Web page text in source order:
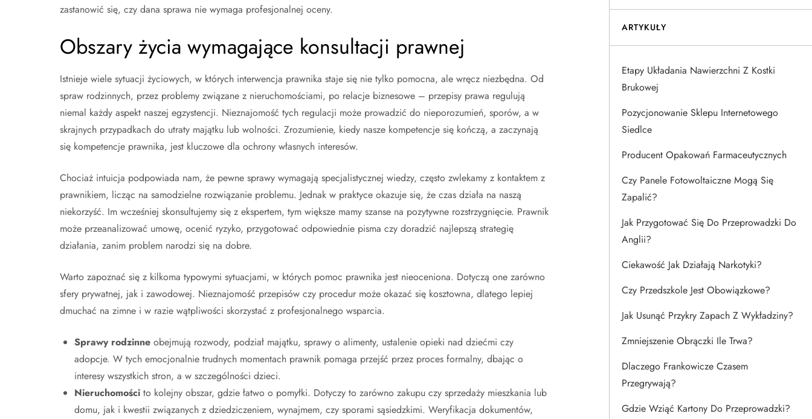
zastanowić się, czy dana sprawa nie wymaga profesjonalnej oceny.
Obszary życia wymagające konsultacji prawnej
Istnieje wiele sytuacji życiowych, w których interwencja prawnika staje się nie tylko pomocna, ale wręcz niezbędna. Od
spraw rodzinnych, przez problemy związane z nieruchomościami, po relacje biznesowe – przepisy prawa regulują
niemal każdy aspekt naszej egzystencji. Nieznajomość tych regulacji może prowadzić do nieporozumień, sporów, a w
skrajnych przypadkach do utraty majątku lub wolności. Zrozumienie, kiedy nasze kompetencje się kończą, a zaczynają
się kompetencje prawnika, jest kluczowe dla ochrony własnych interesów.
Chociaż intuicja podpowiada nam, że pewne sprawy wymagają specjalistycznej wiedzy, często zwlekamy z kontaktem z
prawnikiem, licząc na samodzielne rozwiązanie problemu. Jednak w praktyce okazuje się, że czas działa na naszą
niekorzyść. Im wcześniej skonsultujemy się z ekspertem, tym większe mamy szanse na pozytywne rozstrzygnięcie. Prawnik
może przeanalizować umowę, ocenić ryzyko, przygotować odpowiednie pisma czy doradzić najlepszą strategię
działania, zanim problem narodzi się na dobre.
Warto zapoznać się z kilkoma typowymi sytuacjami, w których pomoc prawnika jest nieoceniona. Dotyczą one zarówno
sfery prywatnej, jak i zawodowej. Nieznajomość przepisów czy procedur może okazać się kosztowna, dlatego lepiej
dmuchać na zimne i w razie wątpliwości skorzystać z profesjonalnego wsparcia.
Sprawy rodzinneobejmują rozwody, podział majątku, sprawy o alimenty, ustalenie opieki nad dziećmi czy
adopcje. W tych emocjonalnie trudnych momentach prawnik pomaga przejść przez proces formalny, dbając o
interesy wszystkich stron, a w szczególności dzieci.
Nieruchomościto kolejny obszar, gdzie łatwo o pomyłki. Dotyczy to zarówno zakupu czy sprzedaży mieszkania lub
domu, jak i kwestii związanych z dziedziczeniem, wynajmem, czy sporami sąsiedzkimi. Weryfikacja dokumentów,
ARTYKUŁY
Etapy Układania Nawierzchni Z Kostki
Brukowej
Pozycjonowanie Sklepu Internetowego
Siedlce
Producent Opakowań Farmaceutycznych
Czy Panele Fotowoltaiczne Mogą Się
Zapalić?
Jak Przygotować Się Do Przeprowadzki Do
Anglii?
Ciekawość Jak Działają Narkotyki?
Czy Przedszkole Jest Obowiązkowe?
Jak Usunąć Przykry Zapach Z Wykładziny?
Zmniejszenie Obrączki Ile Trwa?
Dlaczego Frankowicze Czasem
Przegrywają?
Gdzie Wziąć Kartony Do Przeprowadzki?